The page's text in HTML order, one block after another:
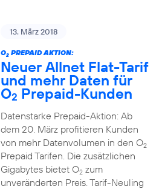
13. März 2018
O2PREPAID AKTION:
Neuer Allnet Flat-Tarif
und mehr Daten für
O2 Prepaid-Kunden
Datenstarke Prepaid-Aktion: Ab
dem 20. März profitieren Kunden
von mehr Datenvolumen in den O2
Prepaid Tarifen. Die zusätzlichen
Gigabytes bietet O2zum
unveränderten Preis. Tarif-Neuling